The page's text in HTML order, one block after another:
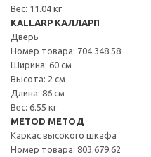
Вес: 11.04 кг
KALLARP КАЛЛАРП
Дверь
Номер товара: 704.348.58
Ширина: 60 см
Высота: 2 см
Длина: 86 см
Вес: 6.55 кг
METOD МЕТОД
Каркас высокого шкафа
Номер товара: 803.679.62